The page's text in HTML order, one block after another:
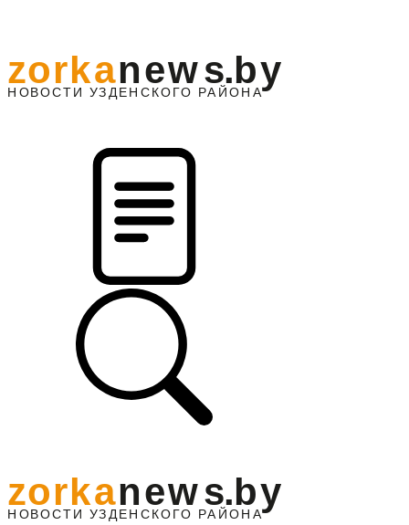
НО ВОСТИ УЗДЕНС КО ГО РАЙОНА
zorkanews.by